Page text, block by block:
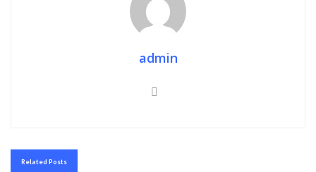
admin
Related Posts